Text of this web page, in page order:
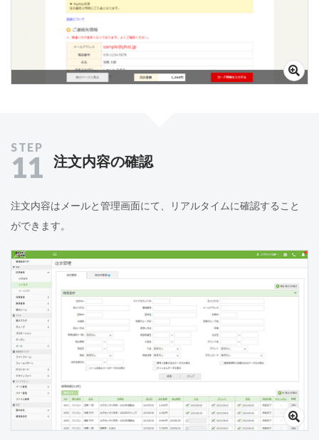
11 注文内容の確認
注文内容はメールと管理画面にて、リアルタイムに確認すること
ができます。